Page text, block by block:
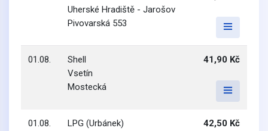
Uherské Hradiště - Jarošov
Pivovarská 553
01.08.
Shell
Vsetín
Mostecká
41,90 Kč
01.08.
LPG (Urbánek)
42,50 Kč